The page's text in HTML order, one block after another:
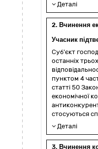
Деталі
2. Вчинення
Учасник
Суб'єкт
останніх
пунктом 4
статті 50
економічної
стосуються
Деталі
3. Вчинення